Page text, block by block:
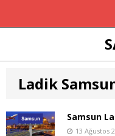
Ladik
Samsun
13 Ağustos